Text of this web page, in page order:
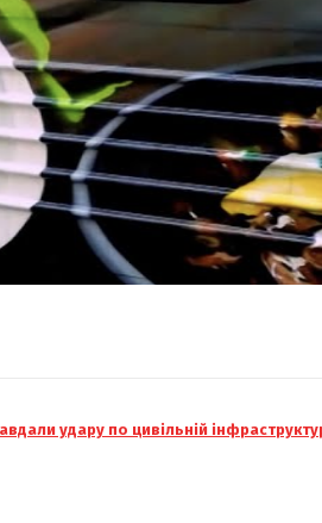
удару по цивільній